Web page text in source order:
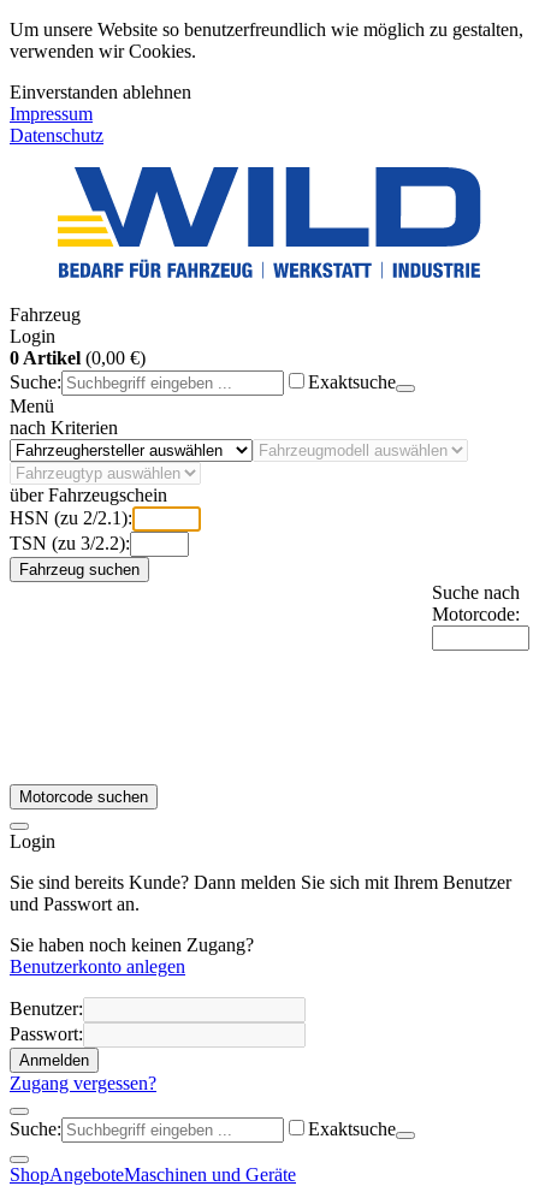
Um unsere Website so benutzerfreundlich wie möglich zu gestalten,
verwenden wir Cookies.
Einverstanden ablehnen
Impressum
Datenschutz
Fahrzeug
Login
0 Artikel (0,00 €)
Suche:
Exaktsuche
Menü
nach Kriterien
über Fahrzeugschein
HSN (zu 2/2.1):
TSN (zu 3/2.2):
Fahrzeug suchen
Suche nach
Motorcode:
Motorcode suchen
Login
Sie sind bereits Kunde? Dann melden Sie sich mit Ihrem Benutzer
und Passwort an.
Sie haben noch keinen Zugang?
Benutzerkonto anlegen
Benutzer:
Passwort:
Anmelden
Zugang vergessen?
Suche: Exaktsuche
ShopAngeboteMaschinen und Geräte